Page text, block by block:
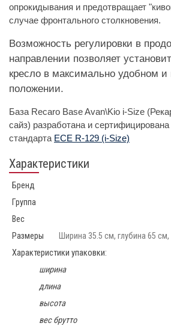
опрокидывания и предотвращает
случае фронтального столкновения.
Возможность регулировки в
направлении позволяет
кресло в максимально удобном и
положении.
База Recaro Base Avan\Kio i-Size
сайз) разработана и
стандарта ECE R-129 (i-Size)
Характеристики
Бренд
Группа
Вес
Размеры
Ширина 35.5 см, глубина 65
Характеристики упаковки:
ширина
длина
высота
вес брутто